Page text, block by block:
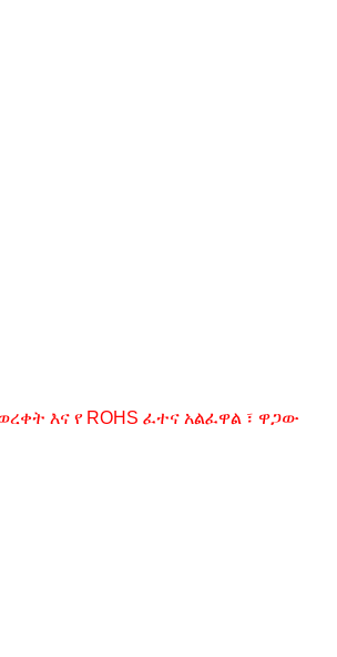
እና የ ROHS ፈተና አልፈዋል ፣ ዋጋው